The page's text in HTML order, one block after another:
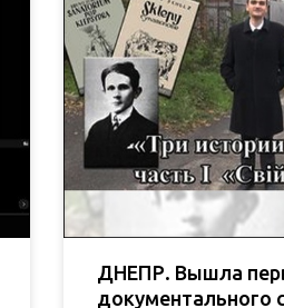
ДНЕПР. Вышла
документального